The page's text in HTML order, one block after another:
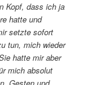
Kopf, dass ich ja
hatte und
setzte sofort
tun, mich wieder
hatte mir aber
mich absolut